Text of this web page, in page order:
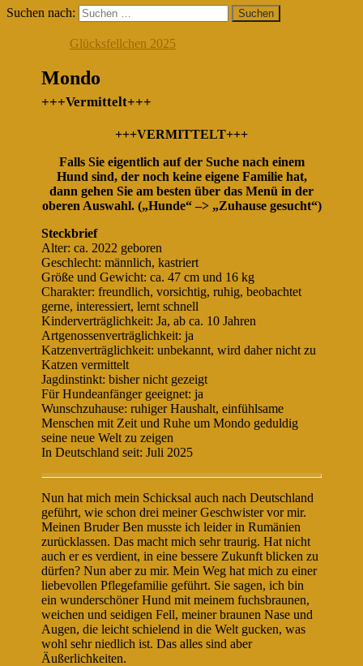
Suchen nach:
Glücksfellchen 2025
Mondo
+++Vermittelt+++
+++VERMITTELT+++
Falls Sie eigentlich auf der Suche nach einem
Hund sind, der noch keine eigene Familie hat,
dann gehen Sie am besten über das Menü in der
oberen Auswahl. („Hunde“ –> „Zuhause gesucht“)
Steckbrief
Alter: ca. 2022 geboren
Geschlecht: männlich, kastriert
Größe und Gewicht: ca. 47 cm und 16 kg
Charakter: freundlich, vorsichtig, ruhig, beobachtet
gerne, interessiert, lernt schnell
Kinderverträglichkeit: Ja, ab ca. 10 Jahren
Artgenossenverträglichkeit: ja
Katzenverträglichkeit: unbekannt, wird daher nicht zu
Katzen vermittelt
Jagdinstinkt: bisher nicht gezeigt
Für Hundeanfänger geeignet: ja
Wunschzuhause: ruhiger Haushalt, einfühlsame
Menschen mit Zeit und Ruhe um Mondo geduldig
seine neue Welt zu zeigen
In Deutschland seit: Juli 2025
Nun hat mich mein Schicksal auch nach Deutschland
geführt, wie schon drei meiner Geschwister vor mir.
Meinen Bruder Ben musste ich leider in Rumänien
zurücklassen. Das macht mich sehr traurig. Hat nicht
auch er es verdient, in eine bessere Zukunft blicken zu
dürfen? Nun aber zu mir. Mein Weg hat mich zu einer
liebevollen Pflegefamilie geführt. Sie sagen, ich bin
ein wunderschöner Hund mit meinem fuchsbraunen,
weichen und seidigen Fell, meiner braunen Nase und
Augen, die leicht schielend in die Welt gucken, was
wohl sehr niedlich ist. Das alles sind aber
Äußerlichkeiten.